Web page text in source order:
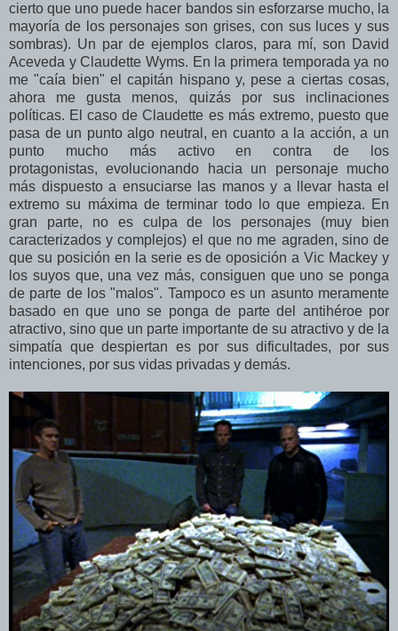
cierto que uno puede hacer bandos sin esforzarse mucho, la
mayoría de los personajes son grises, con sus luces y sus
sombras). Un par de ejemplos claros, para mí, son David
Aceveda y Claudette Wyms. En la primera temporada ya no
me "caía bien" el capitán hispano y, pese a ciertas cosas,
ahora me gusta menos, quizás por sus inclinaciones
políticas. El caso de Claudette es más extremo, puesto que
pasa de un punto algo neutral, en cuanto a la acción, a un
punto mucho más activo en contra de los
protagonistas, evolucionando hacia un personaje mucho
más dispuesto a ensuciarse las manos y a llevar hasta el
extremo su máxima de terminar todo lo que empieza. En
gran parte, no es culpa de los personajes (muy bien
caracterizados y complejos) el que no me agraden, sino de
que su posición en la serie es de oposición a Vic Mackey y
los suyos que, una vez más, consiguen que uno se ponga
de parte de los "malos". Tampoco es un asunto meramente
basado en que uno se ponga de parte del antihéroe por
atractivo, sino que un parte importante de su atractivo y de la
simpatía que despiertan es por sus dificultades, por sus
intenciones, por sus vidas privadas y demás.